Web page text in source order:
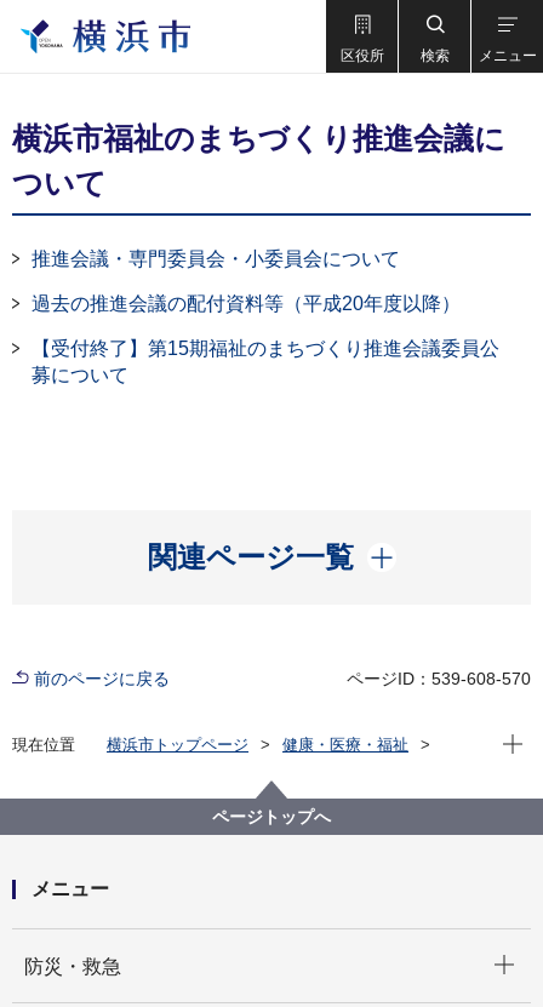
区役所 検索 メニュー
横浜市福祉のまちづくり推進会議に
ついて
推進会議・専門委員会・小委員会について
過去の推進会議の配付資料等（平成20年度以降）
【受付終了】第15期福祉のまちづくり推進会議委員公
募について
関連ページ一覧
開く
前のページに戻る ページID：539-608-570
現在位置 横浜市トップページ
健康・医療・福祉
福祉のまちづくり条例・規則
横浜市福祉のまちづくり推進会議について
現在
ページトップへ
メニュー
防災・救急